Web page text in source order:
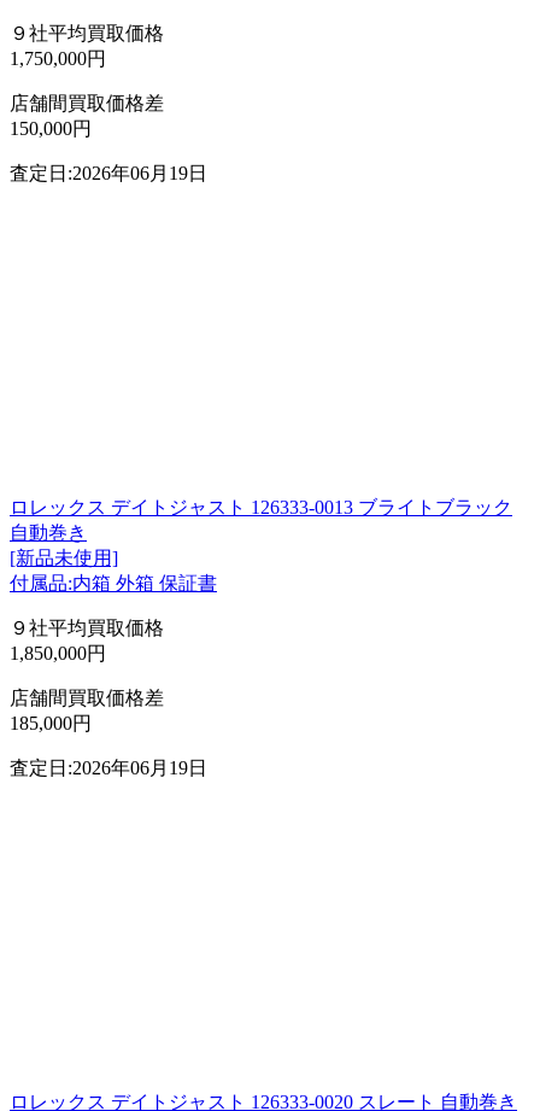
９社平均買取価格
1,750,000円
店舗間買取価格差
150,000円
査定日:2026年06月19日
ロレックス デイトジャスト 126333-0013 ブライトブラック
自動巻き
[新品未使用]
付属品:内箱 外箱 保証書
９社平均買取価格
1,850,000円
店舗間買取価格差
185,000円
査定日:2026年06月19日
ロレックス デイトジャスト 126333-0020 スレート 自動巻き